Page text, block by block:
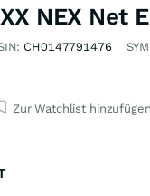
NEX Net
CH0147791476
Zur Watchlist hinzufügen